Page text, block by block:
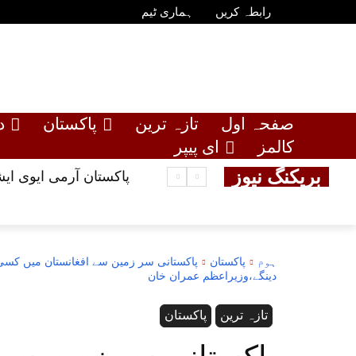
رابطہ کریں ہماری ٹیم
صفحہ اول تازہ ترین پاکستان
کالمز
ای پیپر
بریکنگ نیوز پاکستان آرمی ایوی ایشن کا بڑا
ہوم پاکستان
پاکستانی سر زمین سے افغانستان میں
دینگے،وزیراعظم عمران خان
پاکستان تازہ ترین